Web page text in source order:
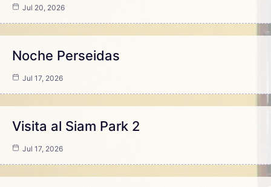
Jul 20, 2026
Noche Perseidas
Jul 17, 2026
Visita al Siam Park 2
Jul 17, 2026